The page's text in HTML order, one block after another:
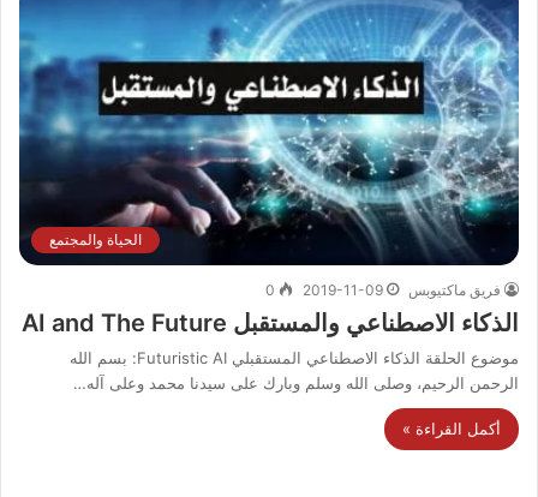
الحياة والمجتمع
فريق ماكتيوبس 2019-11-09
0
الذكاء الاصطناعي والمستقبل AI and The Future
موضوع الحلقة الذكاء الاصطناعي المستقبلي Futuristic AI: بسم الله
الرحمن الرحيم، وصلى الله وسلم وبارك على سيدنا محمد وعلى آله…
أكمل القراءة »